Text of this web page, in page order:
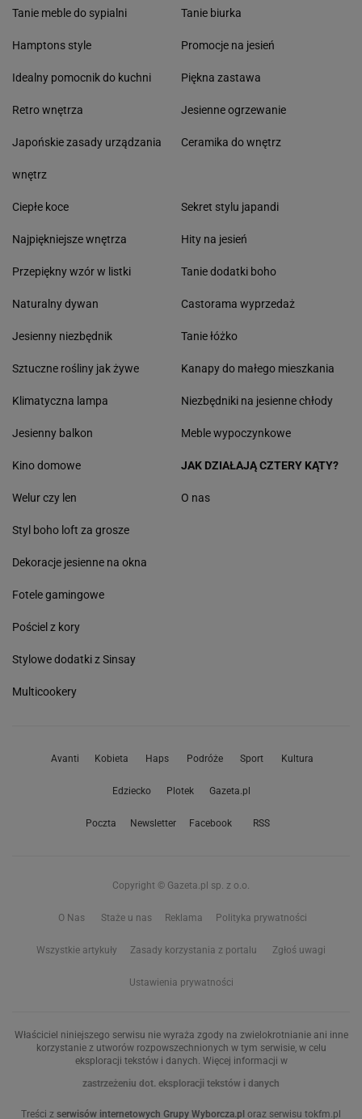
Tanie meble do sypialni
Hamptons style
Idealny pomocnik do kuchni
Retro wnętrza
Japońskie zasady urządzania
wnętrz
Tanie biurka
Promocje na jesień
Piękna zastawa
Jesienne ogrzewanie
Ceramika do wnętrz
Ciepłe koce
Najpiękniejsze wnętrza
Przepiękny wzór w listki
Naturalny dywan
Jesienny niezbędnik
Sztuczne rośliny jak żywe
Klimatyczna lampa
Jesienny balkon
Sekret stylu japandi
Hity na jesień
Tanie dodatki boho
Castorama wyprzedaż
Tanie łóżko
Kanapy do małego mieszkania
Niezbędniki na jesienne chłody
Meble wypoczynkowe
Kino domowe
Welur czy len
Styl boho loft za grosze
Dekoracje jesienne na okna
Fotele gamingowe
Pościel z kory
Stylowe dodatki z Sinsay
Multicookery
JAK DZIAŁAJĄ CZTERY KĄTY?
O nas
Avanti Kobieta Haps Podróże Sport Kultura
Edziecko Plotek Gazeta.pl
Poczta Newsletter Facebook RSS
Copyright © Gazeta.pl sp. z o.o.
O Nas Staże u nas Reklama Polityka prywatności
Wszystkie artykuły Zasady korzystania z portalu Zgłoś uwagi
Ustawienia prywatności
Właściciel niniejszego serwisu nie wyraża zgody na zwielokrotnianie ani inne
korzystanie z utworów rozpowszechnionych w tym serwisie, w celu
eksploracji tekstów i danych. Więcej informacji w
zastrzeżeniu dot. eksploracji tekstów i danych
Treści z serwisów internetowych Grupy Wyborcza.pl oraz serwisu tokfm.pl